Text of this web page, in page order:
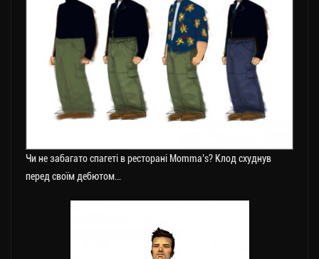
Чи не забагато спагеті в ресторані Momma’s? Клод схуднув
перед своїм дебютом…